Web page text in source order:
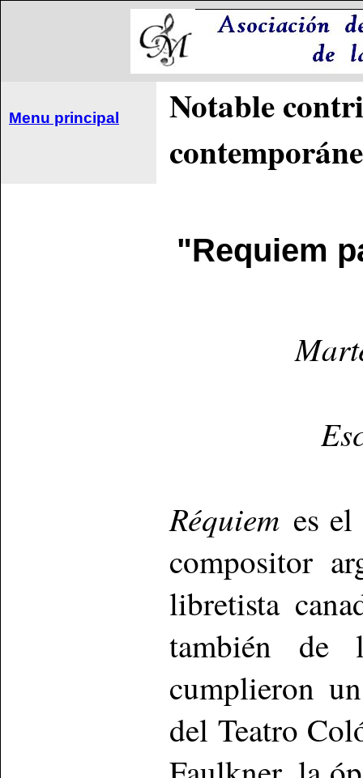
Menu principal
Notable
"Requiem
Réquiem es
compositor
libretista
también de
cumplieron
del Teatro